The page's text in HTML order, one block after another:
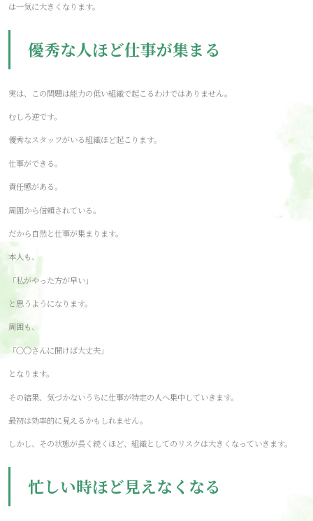
は一気に大きくなります。
優秀な人ほど仕事が集まる
実は、この問題は能力の低い組織で起こるわけではありません。
むしろ逆です。
優秀なスタッフがいる組織ほど起こります。
仕事ができる。
責任感がある。
周囲から信頼されている。
だから自然と仕事が集まります。
本人も、
「私がやった方が早い」
と思うようになります。
周囲も、
「〇〇さんに聞けば大丈夫」
となります。
その結果、気づかないうちに仕事が特定の人へ集中していきます。
最初は効率的に見えるかもしれません。
しかし、その状態が長く続くほど、組織としてのリスクは大きくなっていきます。
忙しい時ほど見えなくなる